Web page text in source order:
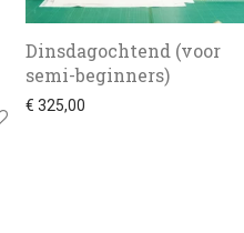
Dinsdagochtend (voor
semi-beginners)
€ 325,00